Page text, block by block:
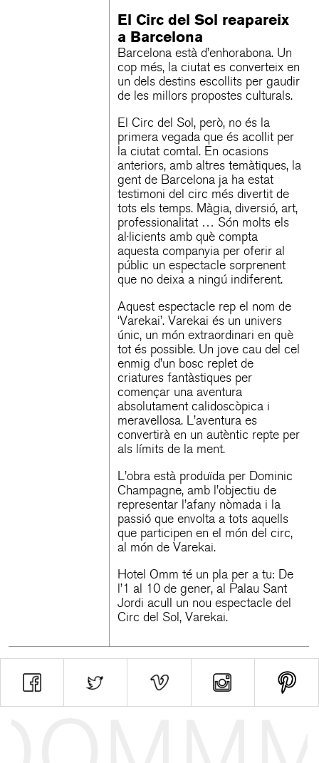
El Circ del Sol reapareix
a Barcelona
Barcelona està d’enhorabona. Un
cop més, la ciutat es converteix en
un dels destins escollits per gaudir
de les millors propostes culturals.
El Circ del Sol, però, no és la
primera vegada que és acollit per
la ciutat comtal. En ocasions
anteriors, amb altres temàtiques, la
gent de Barcelona ja ha estat
testimoni del circ més divertit de
tots els temps. Màgia, diversió, art,
professionalitat … Són molts els
al·licients amb què compta
aquesta companyia per oferir al
públic un espectacle sorprenent
que no deixa a ningú indiferent.
Aquest espectacle rep el nom de
‘Varekai’. Varekai és un univers
únic, un món extraordinari en què
tot és possible. Un jove cau del cel
enmig d’un bosc replet de
criatures fantàstiques per
començar una aventura
absolutament calidoscòpica i
meravellosa. L’aventura es
convertirà en un autèntic repte per
als límits de la ment.
L’obra està produïda per Dominic
Champagne, amb l’objectiu de
representar l’afany nòmada i la
passió que envolta a tots aquells
que participen en el món del circ,
al món de Varekai.
Hotel Omm té un pla per a tu: De
l’1 al 10 de gener, al Palau Sant
Jordi acull un nou espectacle del
Circ del Sol, Varekai.